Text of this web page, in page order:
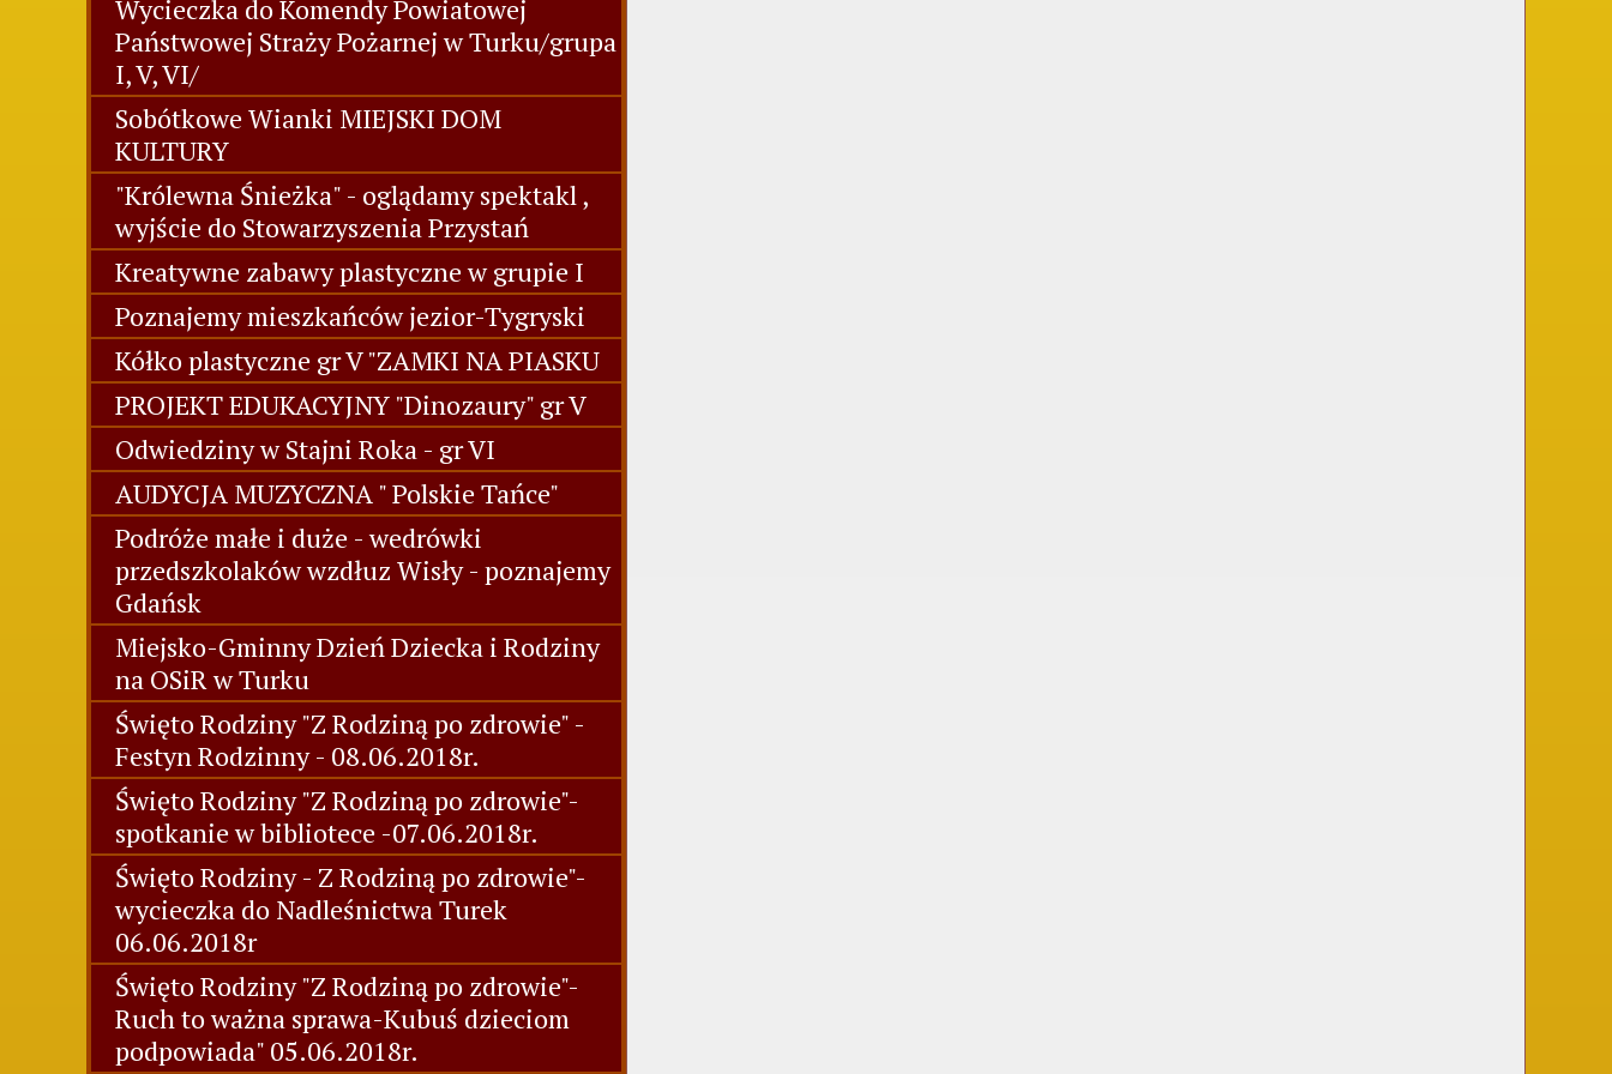
Wycieczka do Komendy Powiatowej
Państwowej Straży Pożarnej w Turku/grupa
I, V, VI/
Sobótkowe Wianki MIEJSKI DOM
KULTURY
"Królewna Śnieżka" - oglądamy spektakl ,
wyjście do Stowarzyszenia Przystań
Kreatywne zabawy plastyczne w grupie I
Poznajemy mieszkańców jezior-Tygryski
Kółko plastyczne gr V "ZAMKI NA PIASKU
PROJEKT EDUKACYJNY "Dinozaury" gr V
Odwiedziny w Stajni Roka - gr VI
AUDYCJA MUZYCZNA " Polskie Tańce"
Podróże małe i duże - wedrówki
przedszkolaków wzdłuz Wisły - poznajemy
Gdańsk
Miejsko-Gminny Dzień Dziecka i Rodziny
na OSiR w Turku
Święto Rodziny "Z Rodziną po zdrowie" -
Festyn Rodzinny - 08.06.2018r.
Święto Rodziny "Z Rodziną po zdrowie"-
spotkanie w bibliotece -07.06.2018r.
Święto Rodziny - Z Rodziną po zdrowie"-
wycieczka do Nadleśnictwa Turek
06.06.2018r
Święto Rodziny "Z Rodziną po zdrowie"-
Ruch to ważna sprawa-Kubuś dzieciom
podpowiada" 05.06.2018r.